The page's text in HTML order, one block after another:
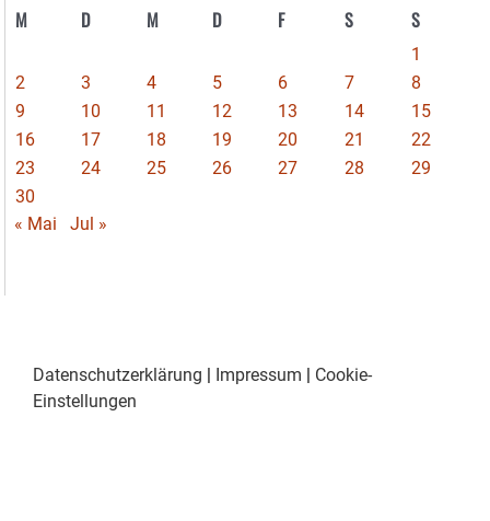
M D M D F S S
1
2
3 4 5 6 7
8
9
10 11 12 13 14
15
16
17 18 19 20 21
22
23
24 25 26 27 28
29
30
« Mai
Jul »
Datenschutzerklärung Impressum
Cookie-
Einstellungen